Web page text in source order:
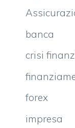
banca
crisi
forex
impresa